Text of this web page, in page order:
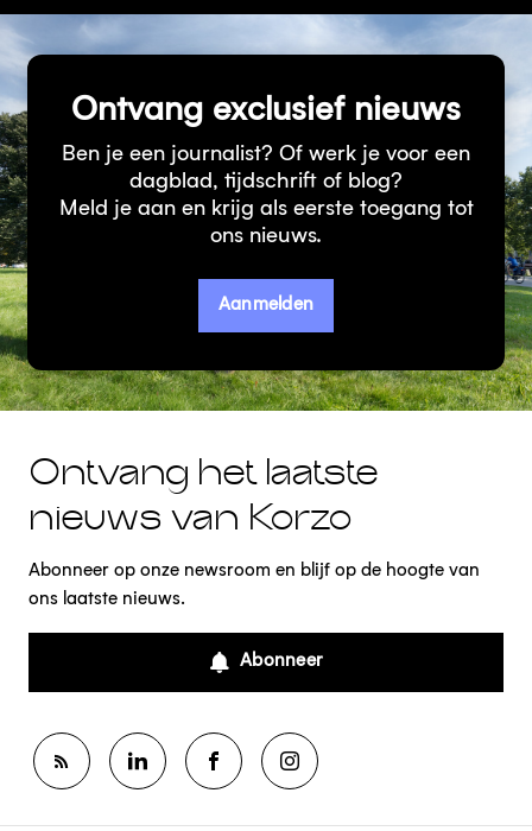
Ontvang exclusief nieuws
Ben je een journalist? Of werk je voor een
dagblad, tijdschrift of blog?
Meld je aan en krijg als eerste toegang tot
ons nieuws.
Aanmelden
Ontvang het laatste
nieuws van Korzo
Abonneer op onze newsroom en blijf op de hoogte van
ons laatste nieuws.
Abonneer